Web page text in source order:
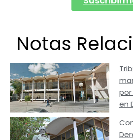
Notas
en